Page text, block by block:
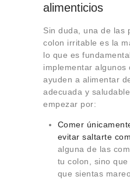
alimenticios
Sin duda, una de las
colon irritable es la
lo que es
implementar algunos
ayuden a alimentar
adecuada y
empezar por:
Comer
evitar saltarte
alguna de las
tu colon, sino
que sientas